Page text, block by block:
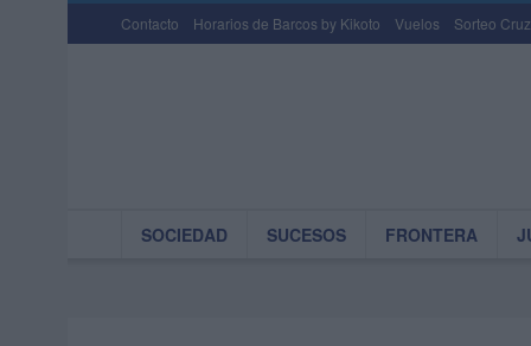
Contacto Horarios de Barcos by Kikoto Vuelos Sorteo
SOCIEDAD SUCESOS FRONTERA